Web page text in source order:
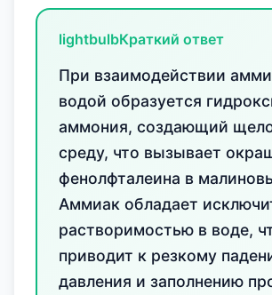
lightbulbКраткий ответ
При взаимодействии
водой образуется
аммония, создающий
среду, что вызывает
фенолфталеина в
Аммиак обладает
растворимостью в воде,
приводит к резкому
давления и заполнению